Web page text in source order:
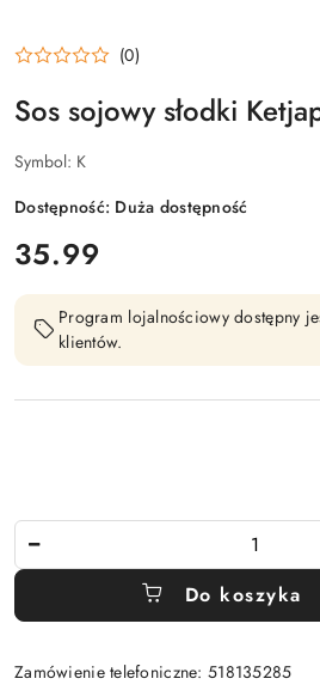
(0)
Sos sojowy słodki
Symbol: K
Dostępność: Duża dostępność
cena:
35.99
Program lojalnościowy dostępny
klientów.
Do koszyka
Zamówienie telefoniczne: 518135285